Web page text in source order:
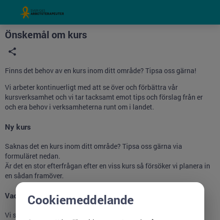
Grade
Portal
Önskemål om kurs
Finns det behov av en kurs inom ditt område? Tipsa oss gärna!
Vi arbeter kontinuerligt med att se över och förbättra vår
kursverksamhet och vi tar tacksamt emot tips och förslag från er
och era behov i verksamheterna runt om i landet.
Ny kurs
Saknas det en kurs inom ditt område? Tipsa oss gärna via
formuläret nedan.
Är det en stor efterfrågan efter en viss kurs så försöker vi planera in
en sådan framöver.
Vad händer sedan?
Vi samlar in inomna kursönskemål och tar med dem i våra
Cookiemeddelande